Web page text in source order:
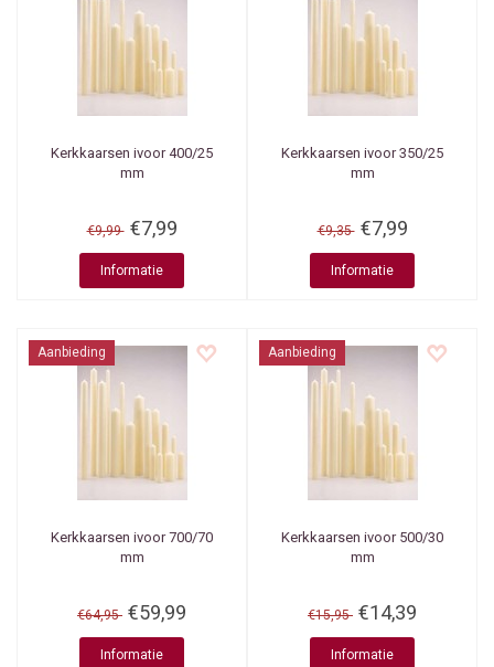
Kerkkaarsen ivoor 400/25
mm
€9,99 €7,99
Informatie
Kerkkaarsen ivoor 350/25
mm
€9,35 €7,99
Informatie
Aanbieding
Kerkkaarsen ivoor 700/70
mm
€64,95 €59,99
Informatie
Aanbieding
Kerkkaarsen ivoor 500/30
mm
€15,95 €14,39
Informatie